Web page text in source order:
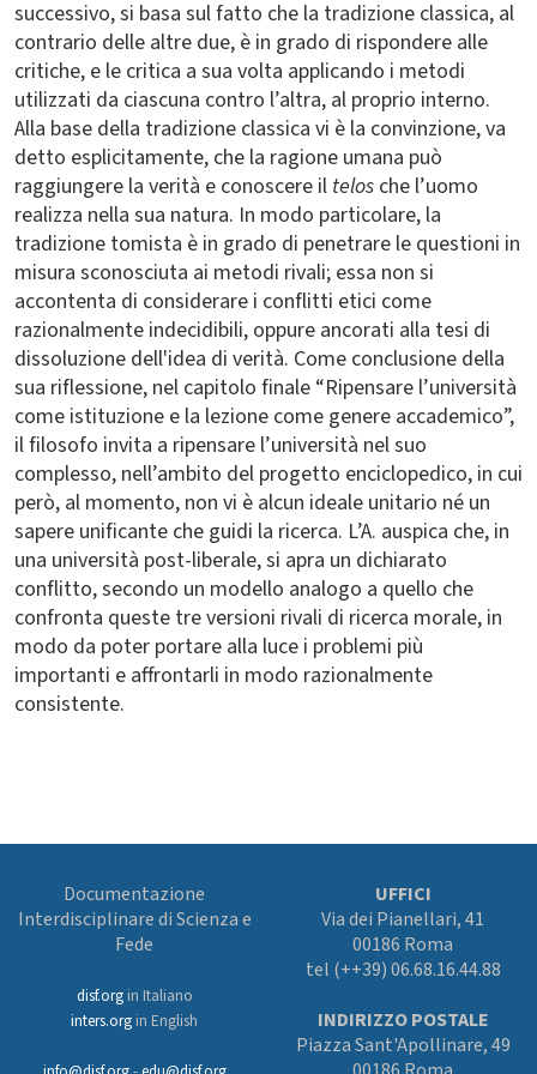
successivo, si basa sul fatto che la tradizione classica, al
contrario delle altre due, è in grado di rispondere alle
critiche, e le critica a sua volta applicando i metodi
utilizzati da ciascuna contro l’altra, al proprio interno.
Alla base della tradizione classica vi è la convinzione, va
detto esplicitamente, che la ragione umana può
raggiungere la verità e conoscere il telos che l’uomo
realizza nella sua natura. In modo particolare, la
tradizione tomista è in grado di penetrare le questioni in
misura sconosciuta ai metodi rivali; essa non si
accontenta di considerare i conflitti etici come
razionalmente indecidibili, oppure ancorati alla tesi di
dissoluzione dell'idea di verità. Come conclusione della
sua riflessione, nel capitolo finale “Ripensare l’università
come istituzione e la lezione come genere accademico”,
il filosofo invita a ripensare l’università nel suo
complesso, nell’ambito del progetto enciclopedico, in cui
però, al momento, non vi è alcun ideale unitario né un
sapere unificante che guidi la ricerca. L’A. auspica che, in
una università post-liberale, si apra un dichiarato
conflitto, secondo un modello analogo a quello che
confronta queste tre versioni rivali di ricerca morale, in
modo da poter portare alla luce i problemi più
importanti e affrontarli in modo razionalmente
consistente.
Documentazione
Interdisciplinare di Scienza e
Fede
disf.orgin Italiano
inters.org in English
UFFICI
Via dei Pianellari, 41
00186 Roma
tel (++39) 06.68.16.44.88
INDIRIZZO POSTALE
Piazza Sant'Apollinare, 49